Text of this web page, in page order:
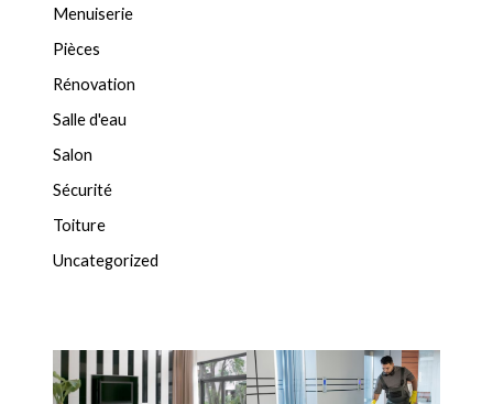
Menuiserie
Pièces
Rénovation
Salle d'eau
Salon
Sécurité
Toiture
Uncategorized